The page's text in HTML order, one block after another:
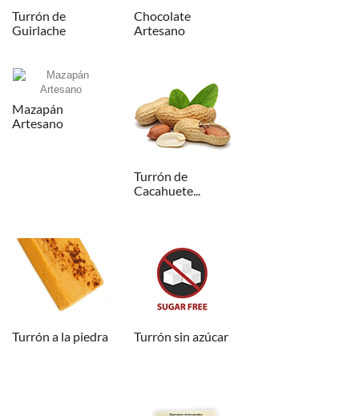
Turrón de
Guirlache
Chocolate
Artesano
Mazapán
Artesano
Turrón de
Cacahuete...
Turrón a la piedra Turrón sin azúcar